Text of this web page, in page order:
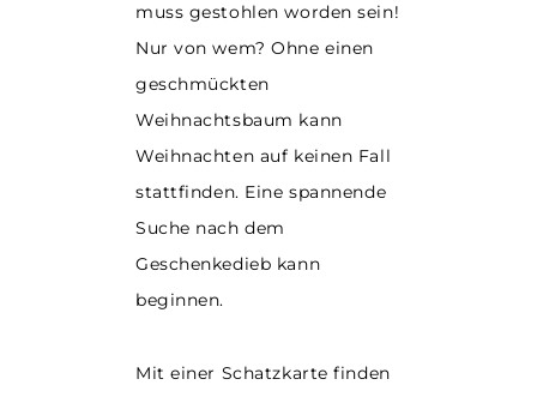
muss gestohlen worden sein!
Nur von wem? Ohne einen
geschmückten
Weihnachtsbaum kann
Weihnachten auf keinen Fall
stattfinden. Eine spannende
Suche nach dem
Geschenkedieb kann
beginnen.
Mit einer Schatzkarte finden